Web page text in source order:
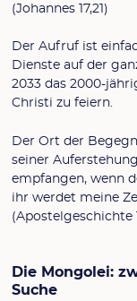
(Johannes 17,21)
Der Aufruf ist
Dienste auf der
2033 das 2000-
Christi zu feiern.
Der Ort der
seiner
empfangen, wenn
ihr werdet meine
(Apostelgeschichte
Die Mongolei:
Suche